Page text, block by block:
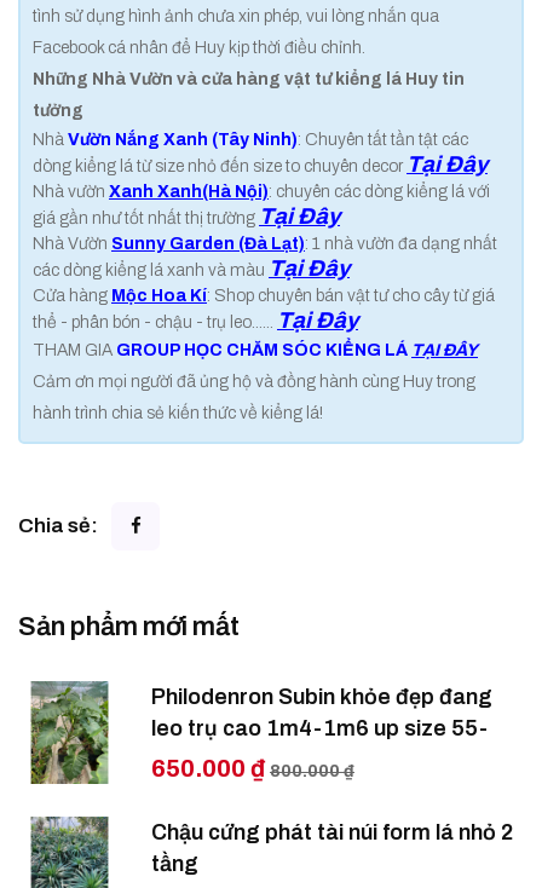
tình sử dụng hình ảnh chưa xin phép, vui lòng nhắn qua
Facebook cá nhân để Huy kịp thời điều chỉnh.
Những Nhà Vườn và cửa hàng vật tư kiểng lá Huy tin
tưởng
Nhà Vườn Nắng Xanh (Tây Ninh): Chuyên tất tần tật các
dòng kiểng lá từ size nhỏ đến size to chuyên decor Tại Đây
Nhà vườn Xanh Xanh(Hà Nội): chuyên các dòng kiểng lá với
giá gần như tốt nhất thị trường Tại Đây
Nhà Vườn Sunny Garden (Đà Lạt): 1 nhà vườn đa dạng nhất
các dòng kiểng lá xanh và màu Tại Đây
Cửa hàng Mộc Hoa Kí: Shop chuyên bán vật tư cho cây từ giá
thể - phân bón - chậu - trụ leo......
Tại Đây
THAM GIA GROUP HỌC CHĂM SÓC KIỂNG LÁ TẠI ĐÂY
Cảm ơn mọi người đã ủng hộ và đồng hành cùng Huy trong
hành trình chia sẻ kiến thức về kiểng lá!
Chia sẻ:
Sản phẩm mới mất
Philodenron Subin khỏe đẹp đang
leo trụ cao 1m4-1m6 up size 55-
650.000 ₫ 800.000 ₫
Chậu cứng phát tài núi form lá nhỏ 2
tầng